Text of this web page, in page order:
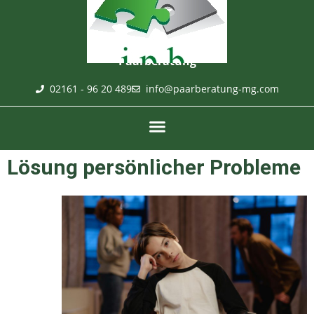
Paarberatung
02161 - 96 20 489 info@paarberatung-mg.com
Lösung persönlicher Probleme